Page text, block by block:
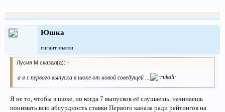
Юшка
гигант мысли
Лусия М сказал(а): ↑
а я с первого выпуска в шоке от новой соведущей ...
Я не то, чтобы в шоке, но когда 7 выпусков её слушаешь, начинаешь
понимать всю абсурдность ставки Первого канала ради рейтингов на